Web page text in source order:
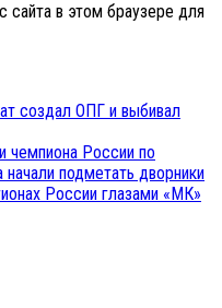
сайта в этом браузере для
создал ОПГ и выбивал
чемпиона России по
подметать дворники
России глазами «МК»